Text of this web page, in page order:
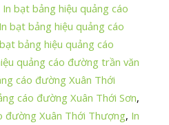
In bạt bảng hiệu quảng cáo
In bạt bảng hiệu quảng cáo
bảng hiệu quảng cáo
quảng cáo đường trần văn
cáo đường Xuân Thới
cáo đường Xuân Thới Sơn,
đường Xuân Thới Thượng, In